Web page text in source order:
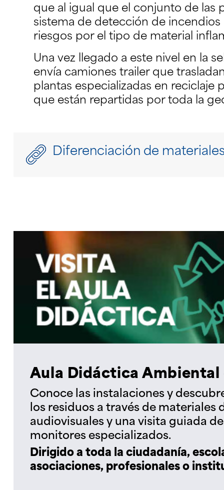
que al igual que el conjunto de las
sistema de detección de incendios
riesgos por el tipo de material
Una vez llegado a este nivel en la
envía camiones trailer que
plantas especializadas en reciclaje
que están repartidas por toda la
Diferenciación de materiales
Aula Didáctica Ambiental
Conoce las instalaciones y
los residuos a través de materiales
audiovisuales y una visita guiada
monitores especializados.
Dirigido a toda la ciudadanía,
asociaciones, profesionales o